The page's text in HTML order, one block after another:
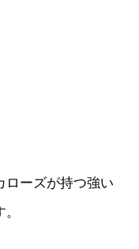
ローズが持つ強い